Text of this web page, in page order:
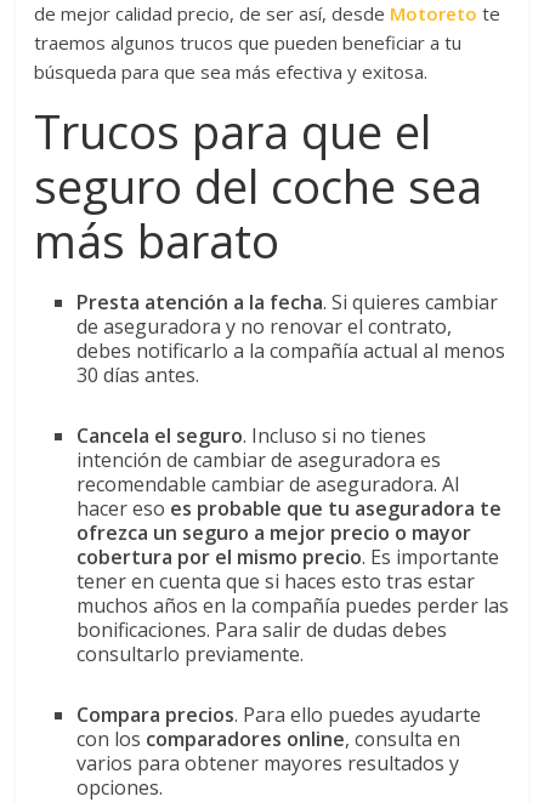
de mejor calidad precio, de ser así, desde Motoreto te
traemos algunos trucos que pueden beneficiar a tu
búsqueda para que sea más efectiva y exitosa.
Trucos para que el
seguro del coche sea
más barato
Presta atención a la fecha. Si quieres cambiar
de aseguradora y no renovar el contrato,
debes notificarlo a la compañía actual al menos
30 días antes.
Cancela el seguro. Incluso si no tienes
intención de cambiar de aseguradora es
recomendable cambiar de aseguradora. Al
hacer eso es probable que tu aseguradora te
ofrezca un seguro a mejor precio o mayor
cobertura por el mismo precio. Es importante
tener en cuenta que si haces esto tras estar
muchos años en la compañía puedes perder las
bonificaciones. Para salir de dudas debes
consultarlo previamente.
Compara precios. Para ello puedes ayudarte
con los comparadores online, consulta en
varios para obtener mayores resultados y
opciones.